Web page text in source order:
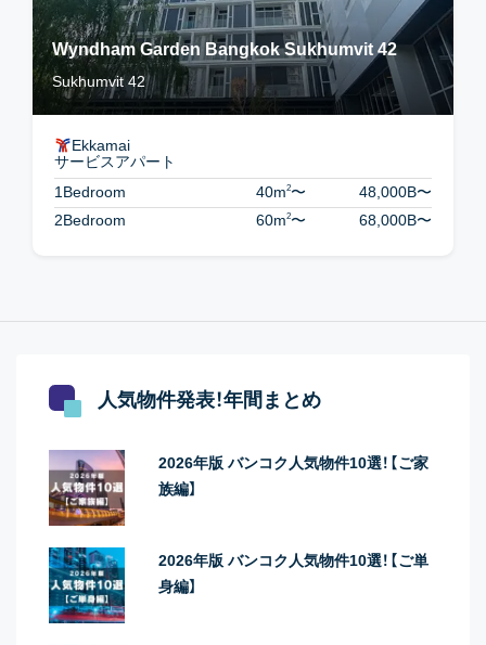
Wyndham Garden Bangkok Sukhumvit 42
Sukhumvit 42
Ekkamai
サービスアパート
1Bedroom
40m2〜 48,000B〜
2Bedroom
60m2〜 68,000B〜
人気物件発表！年間まとめ
2026年版 バンコク人気物件10選！【ご家
族編】
2026年版 バンコク人気物件10選！【ご単
身編】